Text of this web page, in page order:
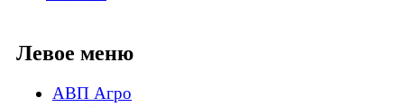
Левое меню
АВП Агро